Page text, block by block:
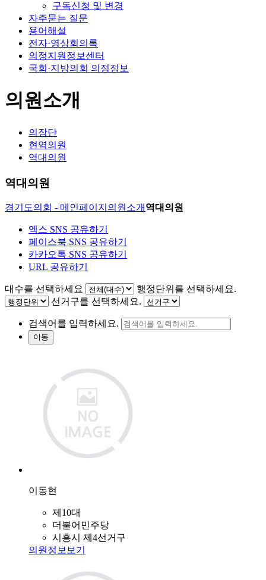
구독신청 및 변경
자주묻는 질문
용어해설
전자·영상회의록
의정지원정보센터
국회·지방의회 의정정보
의원소개
의장단
현역의원
역대의원
역대의원
경기도의회 - 메인페이지 의원소개 역대의원
엑스 SNS 공유하기
페이스북 SNS 공유하기
카카오톡 SNS 공유하기
URL 공유하기
대수를 선택하세요
행정단위를 선택하세요.
선거구를 선택하세요.
검색어를 입력하세요.
이동
이동현
제10대
더불어민주당
시흥시 제4선거구
의원정보보기